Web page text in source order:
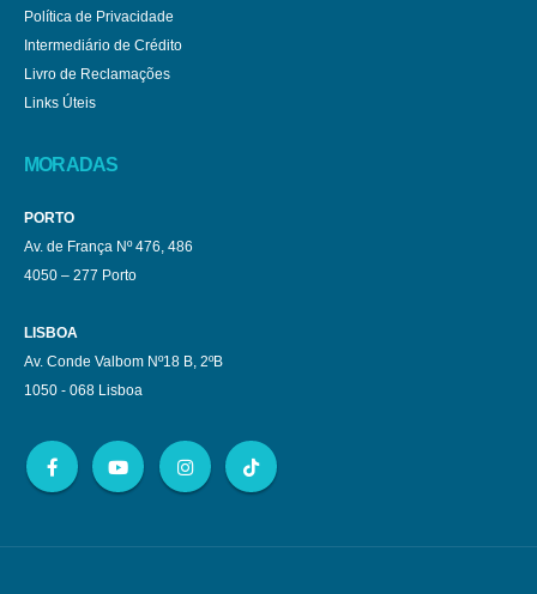
Política de Privacidade
Intermediário de Crédito
Livro de Reclamações
Links Úteis
MORADAS
PORTO
Av. de França Nº 476, 486
4050 – 277 Porto
LISBOA
Av. Conde Valbom Nº18 B, 2ºB
1050 - 068 Lisboa